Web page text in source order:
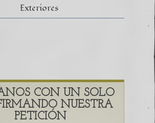
Exteriores
CON UN SOLO
NUESTRA
PETICIÓN